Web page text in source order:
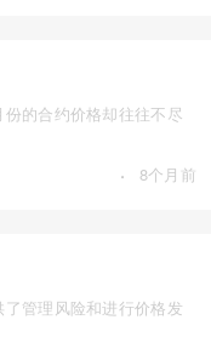
的合约价格却往往不尽
· 8个月前
管理风险和进行价格发